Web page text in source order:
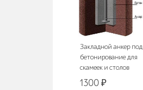
Закладной анкер под
бетонирование для
скамеек и столов
1300 ₽